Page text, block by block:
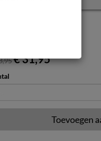
€ 31,95
Toevoegen